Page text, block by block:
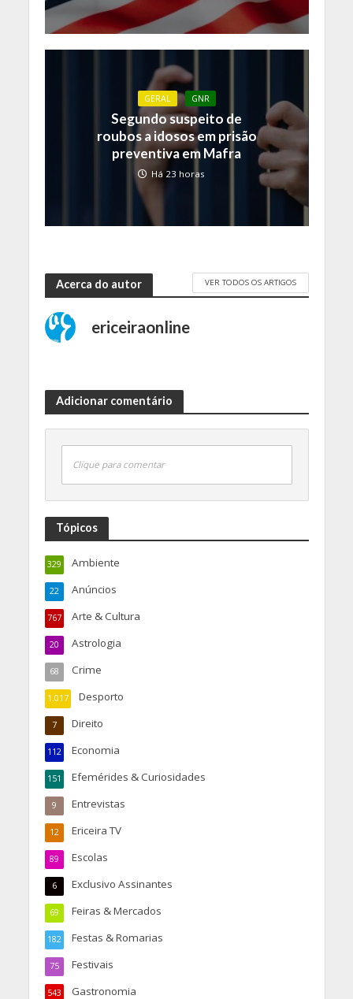
GERAL GNR
Segundo suspeito de
roubos a idosos em prisão
preventiva em Mafra
Há 23 horas
Acerca do autor VER TODOS OS ARTIGOS
ericeiraonline
Adicionar comentário
Clique para comentar
Tópicos
Ambiente
329
Anúncios
22
Arte & Cultura
767
Astrologia
20
Crime
68
Desporto
1.017
Direito
7
Economia
112
Efemérides & Curiosidades
151
Entrevistas
9
Ericeira TV
12
Escolas
89
Exclusivo Assinantes
6
Feiras & Mercados
69
Festas & Romarias
182
Festivais
75
Gastronomia
543